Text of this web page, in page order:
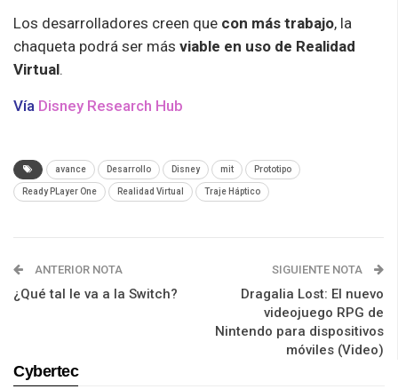
Los desarrolladores creen que con más trabajo, la
chaqueta podrá ser más viable en uso de Realidad
Virtual.
Vía Disney Research Hub
avance Desarrollo Disney mit Prototipo
Ready PLayer One Realidad Virtual Traje Háptico
ANTERIOR NOTA
¿Qué tal le va a la Switch?
SIGUIENTE NOTA
Dragalia Lost: El nuevo
videojuego RPG de
Nintendo para dispositivos
móviles (Video)
Cybertec